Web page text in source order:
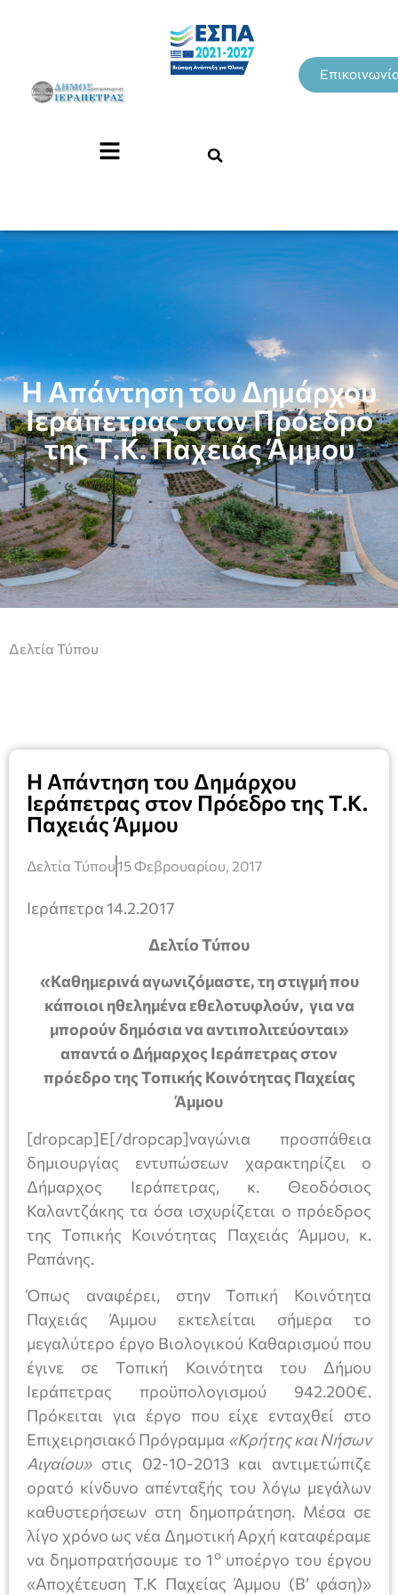
Η Απάντηση του Δημάρχου
Ιεράπετρας στον Πρόεδρο
της Τ.Κ. Παχειάς Άμμου
Δελτία Τύπου
Η Απάντηση του Δημάρχου
Ιεράπετρας στον Πρόεδρο της Τ.Κ.
Παχειάς Άμμου
Δελτία Τύπου15 Φεβρουαρίου, 2017
Ιεράπετρα 14.2.2017
Δελτίο Τύπου
«Καθημερινά αγωνιζόμαστε, τη στιγμή που
κάποιοι ηθελημένα εθελοτυφλούν, για να
μπορούν δημόσια να αντιπολιτεύονται»
απαντά ο Δήμαρχος Ιεράπετρας στον
πρόεδρο της Τοπικής Κοινότητας Παχείας
Άμμου
[dropcap]Ε[/dropcap]ναγώνια προσπάθεια
δημιουργίας εντυπώσεων χαρακτηρίζει ο
Δήμαρχος Ιεράπετρας, κ. Θεοδόσιος
Καλαντζάκης τα όσα ισχυρίζεται ο πρόεδρος
της Τοπικής Κοινότητας Παχειάς Άμμου, κ.
Ραπάνης.
Όπως αναφέρει, στην Τοπική Κοινότητα
Παχειάς Άμμου εκτελείται σήμερα το
μεγαλύτερο έργο Βιολογικού Καθαρισμού που
έγινε σε Τοπική Κοινότητα του Δήμου
Ιεράπετρας προϋπολογισμού 942.200€.
Πρόκειται για έργο που είχε ενταχθεί στο
Επιχειρησιακό Πρόγραμμα «Κρήτης και Νήσων
Αιγαίου»στις 02-10-2013 και αντιμετώπιζε
ορατό κίνδυνο απένταξής του λόγω μεγάλων
καθυστερήσεων στη δημοπράτηση. Μέσα σε
λίγο χρόνο ως νέα Δημοτική Αρχή καταφέραμε
να δημοπρατήσουμε το 1ουποέργο του έργου
«Αποχέτευση T.K Παχείας Άμμου (Β’ φάση)»